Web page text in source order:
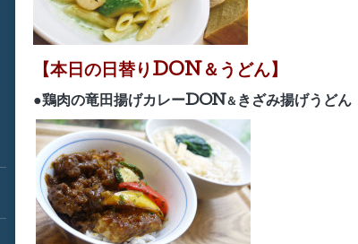
【本日の日替りDON＆うどん】
●鶏肉の竜田揚げカレーDON ＆ きざみ揚げうどん